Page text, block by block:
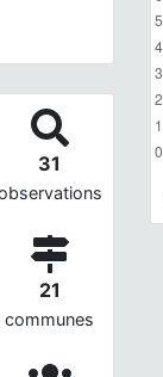
31
21
communes